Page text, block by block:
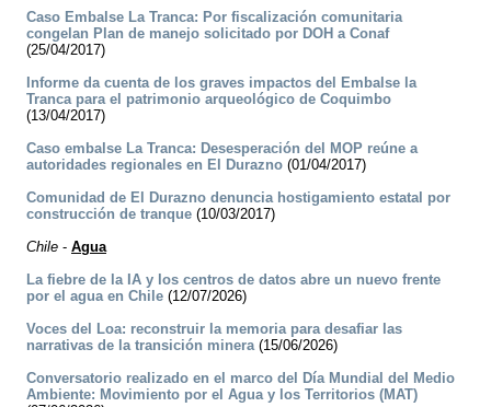
Caso Embalse La Tranca: Por fiscalización comunitaria
congelan Plan de manejo solicitado por DOH a Conaf
(25/04/2017)
Informe da cuenta de los graves impactos del Embalse la
Tranca para el patrimonio arqueológico de Coquimbo
(13/04/2017)
Caso embalse La Tranca: Desesperación del MOP reúne a
autoridades regionales en El Durazno (01/04/2017)
Comunidad de El Durazno denuncia hostigamiento estatal por
construcción de tranque (10/03/2017)
Chile - Agua
La fiebre de la IA y los centros de datos abre un nuevo frente
por el agua en Chile (12/07/2026)
Voces del Loa: reconstruir la memoria para desafiar las
narrativas de la transición minera(15/06/2026)
Conversatorio realizado en el marco del Día Mundial del Medio
Ambiente: Movimiento por el Agua y los Territorios (MAT)